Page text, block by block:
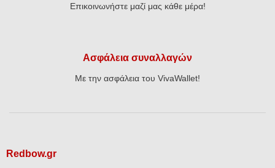
Επικοινωνήστε μαζί μας κάθε μέρα!
Ασφάλεια συναλλαγών
Με την ασφάλεια του VivaWallet!
Redbow.gr